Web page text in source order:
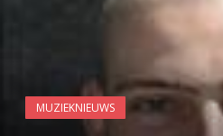
MUZIEKNIEUWS